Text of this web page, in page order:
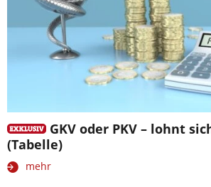
GKV oder PKV – lohnt
(Tabelle)
mehr